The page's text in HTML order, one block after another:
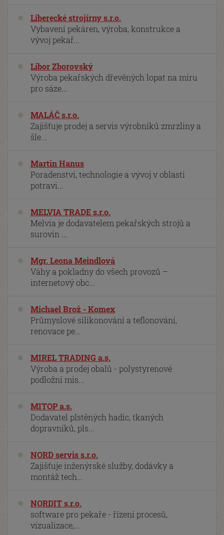
Liberecké strojírny s.r.o.
Vybavení pekáren, výroba, konstrukce a
vývoj pekař...
Libor Zborovský
Výroba pekařských dřevěných lopat na míru
pro sáze...
MALÁČ s.r.o.
Zajišťuje prodej a servis výrobníků zmrzliny a
šle...
Martin Hanus
Poradenství, technologie a vývoj v oblasti
potravi...
MELVIA TRADE s.r.o.
Melvia je dodavatelem pekařských strojů a
surovin ...
Mgr. Leona Meindlová
Váhy a pokladny do všech provozů –
internetový obc...
Michael Brož - Komex
Průmyslové silikonování a teflonování,
renovace pe...
MIREL TRADING a.s.
Výroba a prodej obalů - polystyrenové
podložní mis...
MITOP a.s.
Dodavatel plstěných hadic, tkaných
dopravníků, pls...
NORD servis s.r.o.
Zajišťuje inženýrské služby, dodávky a
montáž tech...
NORDIT s.r.o.
software pro pekaře - řízení procesů,
vizualizace,...